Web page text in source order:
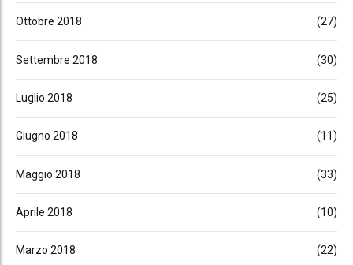
Ottobre 2018 (27)
Settembre 2018 (30)
Luglio 2018 (25)
Giugno 2018 (11)
Maggio 2018 (33)
Aprile 2018 (10)
Marzo 2018 (22)